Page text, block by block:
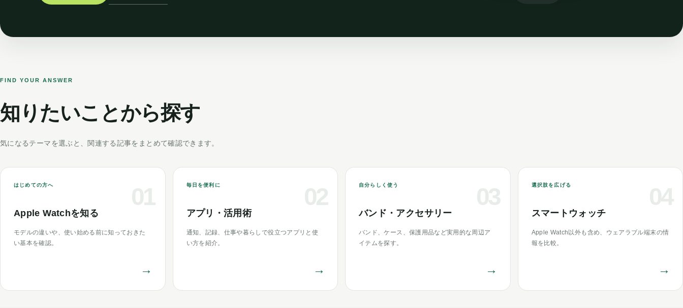
FIND YOUR ANSWER
知りたいことから探す
気になるテーマを選ぶと、関連する記事をまとめて確認できます。
はじめての方へ
Apple Watchを知る
モデルの違いや、使い始める前に知っておきた
い基本を確認。
→
毎日を便利に
アプリ・活用術
通知、記録、仕事や暮らしで役立つアプリと使
い方を紹介。
→
自分らしく使う
バンド・アクセサリー
バンド、ケース、保護用品など実用的な周辺ア
イテムを探す。
→
選択肢を広げる
スマートウォッチ
Apple Watch以外も含め、ウェアラブル端末の情
報を比較。
→